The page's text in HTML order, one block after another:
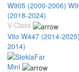
W905 (2000-2006)
(2018-2024)
V-Class
Vito W447 (2014-2025)
2014)
Mini